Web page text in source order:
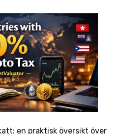
en praktisk översikt över